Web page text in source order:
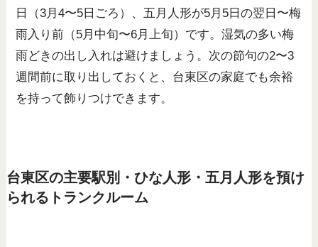
日（3月4〜5日ごろ）、五月人形が5月5日の翌日〜梅
雨入り前（5月中旬〜6月上旬）です。湿気の多い梅
雨どきの出し入れは避けましょう。次の節句の2〜3
週間前に取り出しておくと、台東区の家庭でも余裕
を持って飾りつけできます。
台東区の主要駅別・ひな人形・五月人形を預け
られるトランクルーム